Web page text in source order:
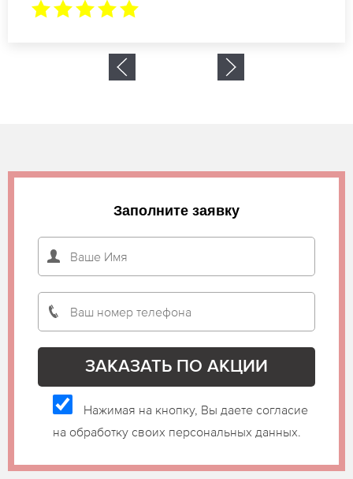
Заполните заявку
Нажимая на кнопку, Вы даете согласие
на обработку своих персональных данных.